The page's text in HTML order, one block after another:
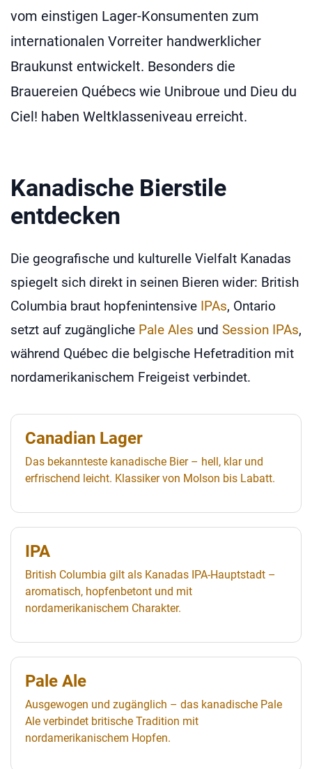
vom einstigen Lager-Konsumenten zum
internationalen Vorreiter handwerklicher
Braukunst entwickelt. Besonders die
Brauereien Québecs wie Unibroue und Dieu du
Ciel! haben Weltklasseniveau erreicht.
Kanadische Bierstile
entdecken
Die geografische und kulturelle Vielfalt Kanadas
spiegelt sich direkt in seinen Bieren wider: British
Columbia braut hopfenintensive IPAs, Ontario
setzt auf zugängliche Pale Ales und Session IPAs,
während Québec die belgische Hefetradition mit
nordamerikanischem Freigeist verbindet.
Canadian Lager
Das bekannteste kanadische Bier – hell, klar und
erfrischend leicht. Klassiker von Molson bis Labatt.
IPA
British Columbia gilt als Kanadas IPA-Hauptstadt –
aromatisch, hopfenbetont und mit
nordamerikanischem Charakter.
Pale Ale
Ausgewogen und zugänglich – das kanadische Pale
Ale verbindet britische Tradition mit
nordamerikanischem Hopfen.